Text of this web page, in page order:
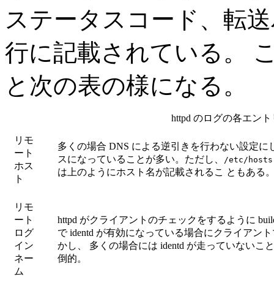
ステータスコード、転
行に記載されている。
と次の表の様になる。
httpd のログの各エン
リモ
ート
ホス
ト
多くの場合 DNS による逆引きを行わない設定
スになっていることが多い。ただし、
/etc/hosts
は上のようにホスト名が記載されるこ ともある
リモ
ート
ログ
イン
ネー
ム
httpd がクライアントのチェックをするように
で identd が有効になっている場合にクライアン
かし、 多くの場合には identd が走っていないこ
倒的。